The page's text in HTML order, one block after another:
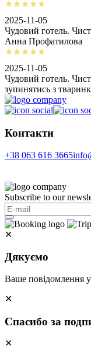
2025-11-05
Чудовий готель.
Анна Профатилова
2025-11-05
Чудовий готель.
зупинятись з
Контакти
+38 063 616 3665
Subscribe to our
✕
Дякуємо
Ваше повідомлення
✕
Спасибо за
✕